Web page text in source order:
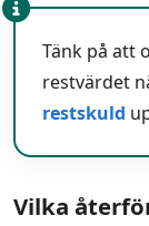
Tänk på att
restvärdet
restskuld
Vilka